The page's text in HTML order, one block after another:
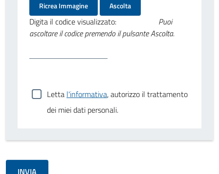
Ricrea Immagine Ascolta
Digita il codice visualizzato:
Puoi
ascoltare il codice premendo il pulsante Ascolta.
Letta l'informativa, autorizzo il trattamento
dei miei dati personali.